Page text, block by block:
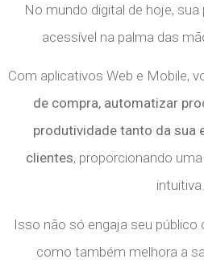
No mundo digital de hoje,
acessível na palma das
Com aplicativos Web e Mobile,
de compra, automatizar
produtividade tanto da sua
clientes, proporcionando
intuitiva.
Isso não só engaja seu público
como também melhora a